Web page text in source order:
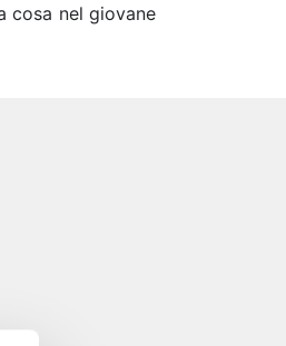
cosa nel giovane